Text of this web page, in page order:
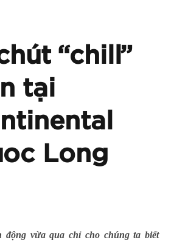
“chill”
tại
Long
động vừa qua chỉ cho chúng ta biết